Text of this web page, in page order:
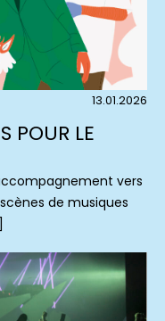
13.01.2026
POUR LE
vers
de musiques